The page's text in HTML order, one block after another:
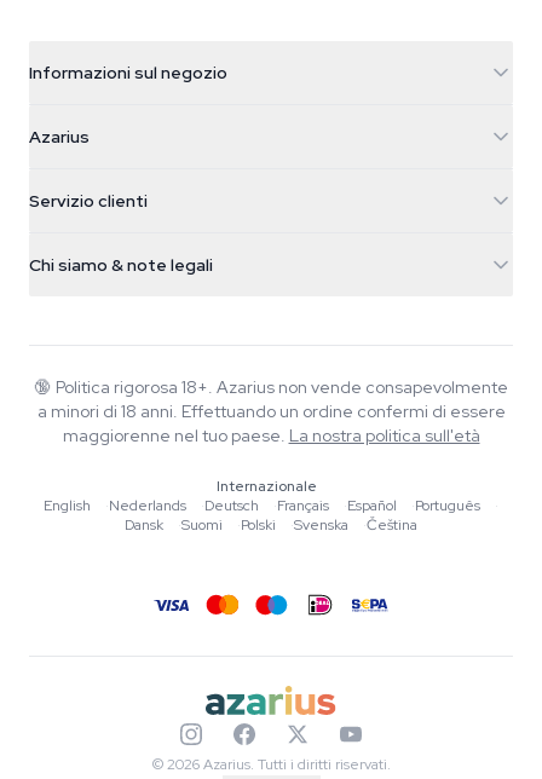
Informazioni sul negozio
Galvaniweg 11
Nederland
+31(0)204897914
Azarius
Smokeshop
Servizio clienti
FAQ
Informativa sulla privacy
Chi siamo & note legali
Wiki
Blog
Musica
Linee guida editoriali
Strumenti e Calcolatori
🔞 Politica rigorosa 18+. Azarius non vende consapevolmente
a minori di 18 anni. Effettuando un ordine confermi di essere
maggiorenne nel tuo paese. La nostra politica sull'età
Internazionale
English
·Nederlands ·Deutsch ·Français ·Español ·Português
·
Dansk
·Suomi ·Polski ·Svenska ·Čeština
© 2026 Azarius. Tutti i diritti riservati.